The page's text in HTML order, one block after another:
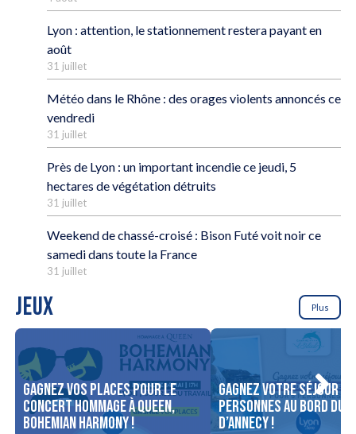
Lyon : attention, le stationnement restera payant en
août
31 juillet
Météo dans le Rhône : des orages violents annoncés ce
vendredi
31 juillet
Près de Lyon : un important incendie ce jeudi, 5
hectares de végétation détruits
31 juillet
Weekend de chassé-croisé : Bison Futé voit noir ce
samedi dans toute la France
31 juillet
JEUX Plus
Gagnez vos places pour le
concert Hommage à Queen,
Bohemian Harmony !
Gagnez votre séjour
personnes au bord du
d’Annecy !